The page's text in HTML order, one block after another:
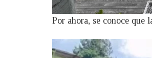
Por ahora, se conoce que